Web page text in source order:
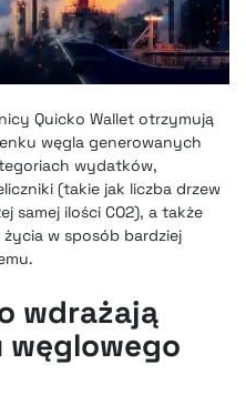
Quicko Wallet otrzymują
węgla generowanych
wydatków,
(takie jak liczba drzew
samej ilości CO2), a także
w sposób bardziej
wdrażają
węglowego